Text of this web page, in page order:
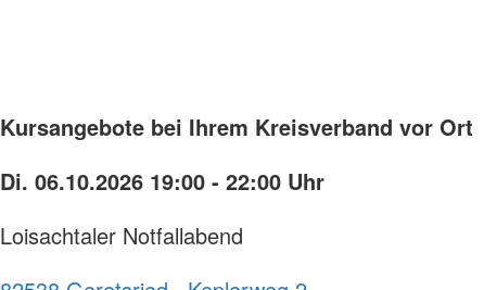
Kursangebote bei Ihrem Kreisverband vor Ort
Di. 06.10.2026 19:00 - 22:00 Uhr
Loisachtaler Notfallabend